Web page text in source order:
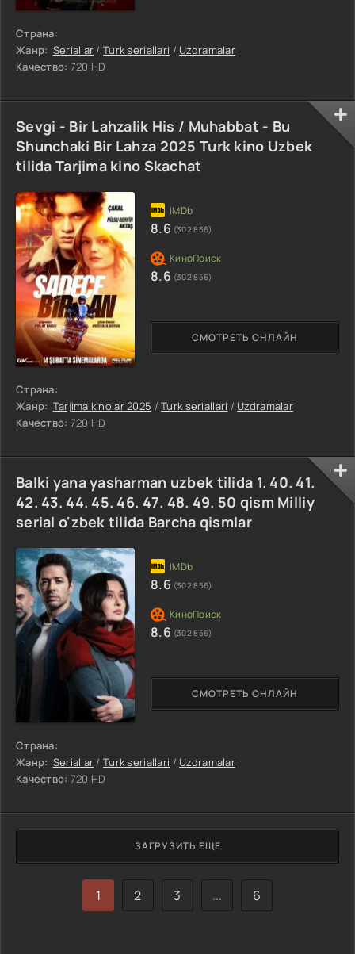
Страна:
Жанр: Seriallar /Turk seriallari / Uzdramalar
Качество: 720 HD
Sevgi - Bir Lahzalik His / Muhabbat - Bu
Shunchaki Bir Lahza 2025 Turk kino Uzbek
tilida Tarjima kino Skachat
Страна:
Жанр: Tarjima kinolar 2025 /Turk seriallari / Uzdramalar
Качество: 720 HD
СМОТРЕТЬ ОНЛАЙН
8.6 (302 856)
8.6 (302 856)
Balki yana yasharman uzbek tilida 1. 40. 41.
42. 43. 44. 45. 46. 47. 48. 49. 50 qism Milliy
serial o'zbek tilida Barcha qismlar
Страна:
Жанр: Seriallar /Turk seriallari / Uzdramalar
Качество: 720 HD
СМОТРЕТЬ ОНЛАЙН
8.6 (302 856)
8.6 (302 856)
ЗАГРУЗИТЬ ЕЩЕ
1 2 3 ... 6